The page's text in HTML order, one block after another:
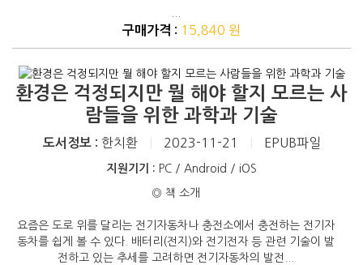
구매가격 : 15,840 원
환경은 걱정되지만 뭘 해야 할지 모르는 사
람들을 위한 과학과 기술
도서정보 : 한치환 2023-11-21 EPUB파일
지원기기 : PC / Android / iOS
◎ 책 소개
요즘은 도로 위를 달리는 전기자동차나 충전소에서 충전하는 전기자
동차를 쉽게 볼 수 있다. 배터리(전지)와 전기전자 등 관련 기술이 발
전하고 있는 추세를 고려하면 전기자동차의 발전...